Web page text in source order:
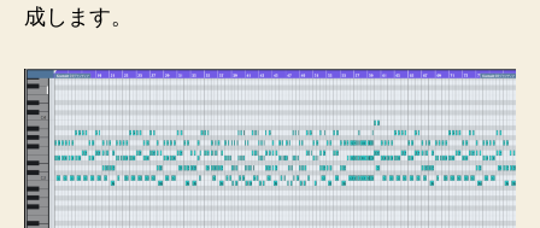
成します。